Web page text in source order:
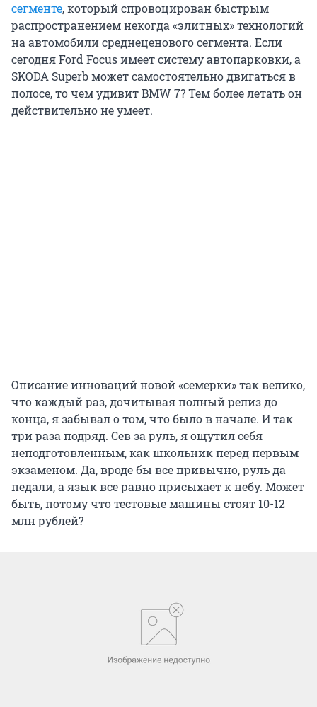
сегменте, который спровоцирован быстрым
распространением некогда «элитных» технологий
на автомобили среднеценового сегмента. Если
сегодня Ford Focus имеет систему автопарковки, а
SKODA Superb может самостоятельно двигаться в
полосе, то чем удивит BMW 7? Тем более летать он
действительно не умеет.
Описание инноваций новой «семерки» так велико,
что каждый раз, дочитывая полный релиз до
конца, я забывал о том, что было в начале. И так
три раза подряд. Сев за руль, я ощутил себя
неподготовленным, как школьник перед первым
экзаменом. Да, вроде бы все привычно, руль да
педали, а язык все равно присыхает к небу. Может
быть, потому что тестовые машины стоят 10-12
млн рублей?